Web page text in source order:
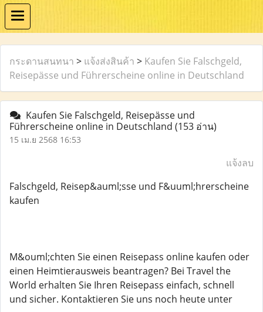
กระดานสนทนา > แจ้งส่งสินค้า > Kaufen Sie Falschgeld,
Reisepässe und Führerscheine online in Deutschland
Kaufen Sie Falschgeld, Reisepässe und
Führerscheine online in Deutschland (153 อ่าน)
15 เม.ย 2568 16:53
แจ้งลบ
Falschgeld, Reisep&auml;sse und F&uuml;hrerscheine
kaufen
M&ouml;chten Sie einen Reisepass online kaufen oder
einen Heimtierausweis beantragen? Bei Travel the
World erhalten Sie Ihren Reisepass einfach, schnell
und sicher. Kontaktieren Sie uns noch heute unter